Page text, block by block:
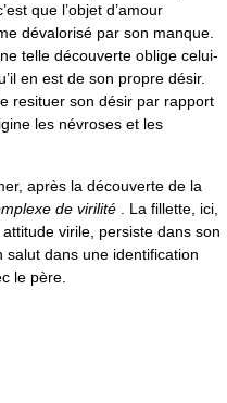
que l’objet d’amour
dévalorisé par son manque.
telle découverte oblige celui-
en est de son propre désir.
resituer son désir par rapport
les névroses et les
après la découverte de la
de virilité . La fillette, ici,
virile, persiste dans son
dans une identification
le père.